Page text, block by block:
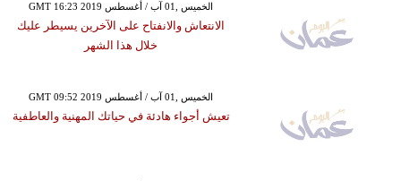
GMT 16:23 2019 الخميس ,01 آب / أغسطس
الانتعاش والانفتاح على الآخرين يسيطر عليك
خلال هذا الشهر
GMT 09:52 2019 الخميس ,01 آب / أغسطس
تعيش أجواء هادئة في حياتك المهنية والعاطفية